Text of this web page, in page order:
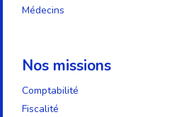
Médecins
Nos missions
Comptabilité
Fiscalité